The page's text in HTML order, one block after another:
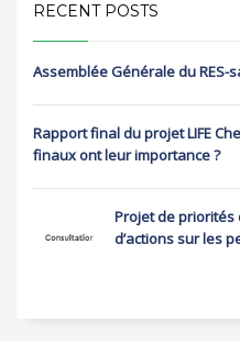
RECENT POSTS
Assemblée Générale du RES-
Rapport final du projet LIFE
finaux ont leur importance ?
Projet de priorités
d’actions sur les